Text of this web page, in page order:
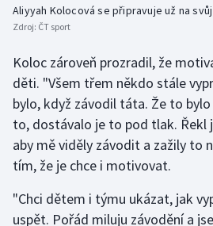
Plážový volejbal
Rychlobruslení
Rychlostní kanoistika
Short track
Sportovní střelba
Aliyyah Kolocová se připravuje už na
Zdroj: ČT sport
Koloc zároveň prozradil, že
děti. "Všem třem někdo stále
bylo, když závodil táta. Že to
to, dostávalo je to pod tlak. Řekl
aby mě viděly závodit a zažily to
tím, že je chce i motivovat.
"Chci dětem i týmu ukázat, jak
uspět. Pořád miluju závodění a